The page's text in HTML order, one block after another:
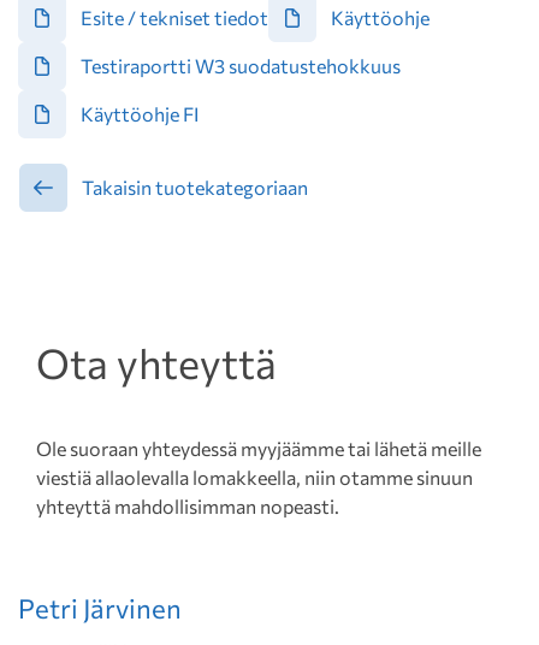
Esite / tekniset tiedot Käyttöohje
Testiraportti W3 suodatustehokkuus
Käyttöohje FI
Takaisin tuotekategoriaan
Ota yhteyttä
Ole suoraan yhteydessä myyjäämme tai lähetä meille
viestiä allaolevalla lomakkeella, niin otamme sinuun
yhteyttä mahdollisimman nopeasti.
Petri Järvinen